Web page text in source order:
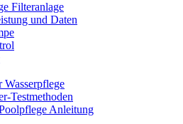
Filter­anlage
und Daten
Wasserpflege
Testmethoden
Anleitung